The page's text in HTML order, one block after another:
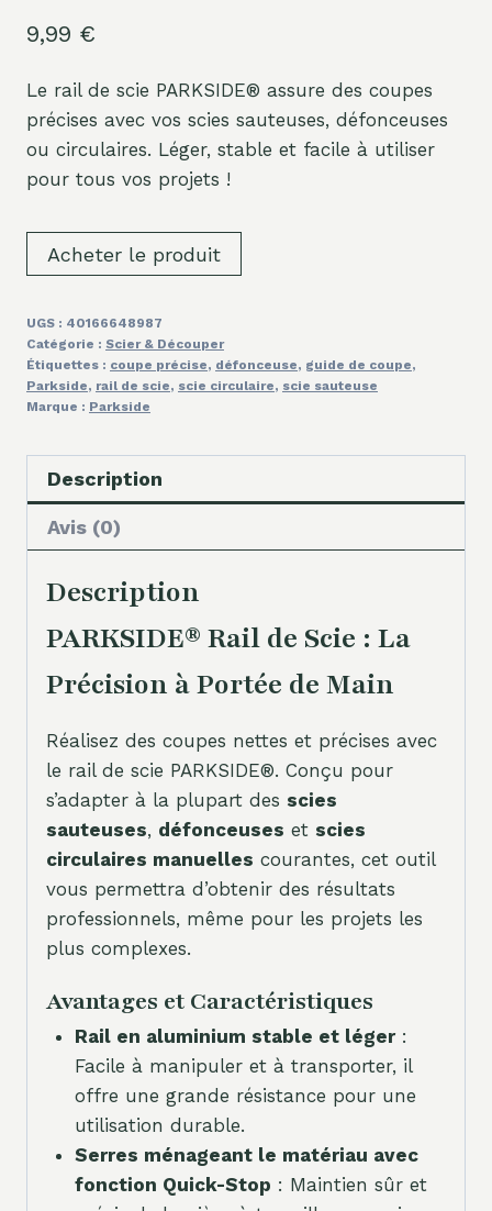
9,99 €
Le rail de scie PARKSIDE® assure des coupes
précises avec vos scies sauteuses, défonceuses
ou circulaires. Léger, stable et facile à utiliser
pour tous vos projets !
Acheter le produit
UGS : 40166648987
Catégorie : Scier & Découper
Étiquettes : coupe précise, défonceuse, guide de coupe,
Parkside, rail de scie, scie circulaire, scie sauteuse
Marque : Parkside
Description
Avis (0)
Description
PARKSIDE® Rail de Scie : La
Précision à Portée de Main
Réalisez des coupes nettes et précises avec
le rail de scie PARKSIDE®. Conçu pour
s’adapter à la plupart des scies
sauteuses, défonceuses et scies
circulaires manuelles courantes, cet outil
vous permettra d’obtenir des résultats
professionnels, même pour les projets les
plus complexes.
Avantages et Caractéristiques
Rail en aluminium stable et léger:
Facile à manipuler et à transporter, il
offre une grande résistance pour une
utilisation durable.
Serres ménageant le matériau avec
fonction Quick-Stop : Maintien sûr et